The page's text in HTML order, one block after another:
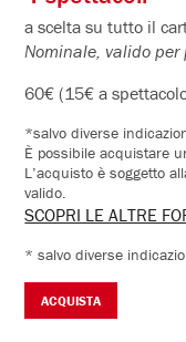
Ai Bagni Misteriosi
a scelta su tutto il
Nominale, valido
60€ (15€ a
*salvo diverse
È possibile acquistare
L’acquisto è soggetto
valido.
SCOPRI LE ALTRE
* salvo diverse
ACQUISTA